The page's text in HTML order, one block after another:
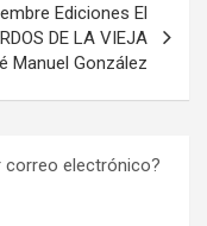
Ediciones El
DE LA VIEJA
Manuel González
electrónico?